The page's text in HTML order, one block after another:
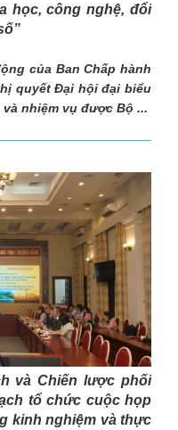
học, công nghệ, đổi
của Ban Chấp hành
quyết Đại hội đại biểu
nhiệm vụ được Bộ ...
và Chiến lược phối
tổ chức cuộc họp
kinh nghiệm và thực